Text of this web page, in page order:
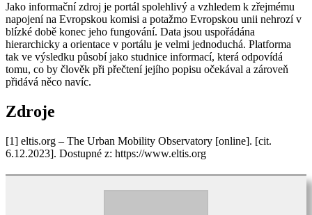
Jako informační zdroj je portál spolehlivý a vzhledem k zřejmému
napojení na Evropskou komisi a potažmo Evropskou unii nehrozí v
blízké době konec jeho fungování. Data jsou uspořádána
hierarchicky a orientace v portálu je velmi jednoduchá. Platforma
tak ve výsledku působí jako studnice informací, která odpovídá
tomu, co by člověk při přečtení jejího popisu očekával a zároveň
přidává něco navíc.
Zdroje
[1] eltis.org – The Urban Mobility Observatory [online]. [cit.
6.12.2023]. Dostupné z: https://www.eltis.org